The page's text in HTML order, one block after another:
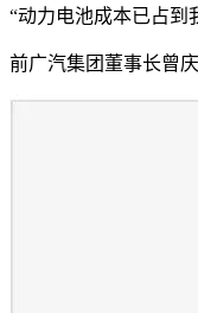
“动力电池成本已占到
前广汽集团董事长曾